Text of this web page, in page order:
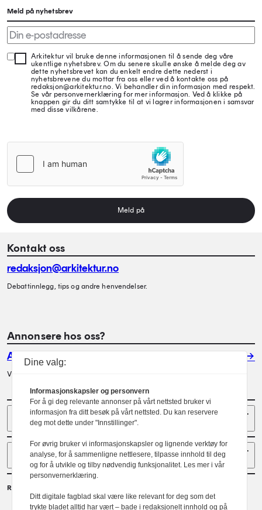
Meld på nyhetsbrev
Arkitektur vil bruke denne informasjonen til å sende deg våre
ukentlige nyhetsbrev. Om du senere skulle ønske å melde deg av
dette nyhetsbrevet kan du enkelt endre dette nederst i
nyhetsbrevene du mottar fra oss eller ved å kontakte oss på
redaksjon@arkitektur.no. Vi behandler din informasjon med respekt.
Se vår personvernerklæring for mer informasjon. Ved å klikke på
knappen gir du ditt samtykke til at vi lagrer informasjonen i samsvar
med disse vilkårene.
Meld på
Kontakt oss
redaksjon@arkitektur.no
Debattinnlegg, tips og andre henvendelser.
Annonsere hos oss?
Annonser
Vil du annonsere i Arkitektur? Les mer her.
Sider
Følg oss
Redaktør
Gaute Brochmann
Dine valg:
Informasjonskapsler og personvern
For å gi deg relevante annonser på vårt nettsted bruker vi
informasjon fra ditt besøk på vårt nettsted. Du kan reservere
deg mot dette under "Innstillinger".
For øvrig bruker vi informasjonskapsler og lignende verktøy for
analyse, for å sammenligne nettlesere, tilpasse innhold til deg
og for å utvikle og tilby nødvendig funksjonalitet. Les mer i vår
personvernerklæring.
Ditt digitale fagblad skal være like relevant for deg som det
trykte bladet alltid har vært – bade i redaksjonelt innhold og på